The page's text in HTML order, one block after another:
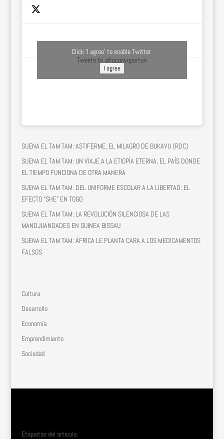
Tweets by afroconyoportun
Click 'I agree' to enable Twitter
I agree
SUENA EL TAM TAM: ASTIFERME, EL MILAGRO DE BUKAVU (RDC)
SUENA EL TAM TAM: UN VIAJE A LA ETIOPÍA ETERNA, EL PAÍS DONDE
EL TIEMPO FUNCIONA DE OTRA MANERA
SUENA EL TAM TAM: DEL UNIFORME ESCOLAR A LA LIBERTAD: EL
EFECTO “SHE” EN TOGO
SUENA EL TAM TAM: LA REVOLUCIÓN SILENCIOSA DE LAS
MANDJUANDADES EN GUINEA BISSAU
SUENA EL TAM TAM: ÁFRICA LE PLANTA CARA A LOS MEDICAMENTOS
FALSOS
Cultura
Desarrollo
Economía
Emprendimiento
Sociedad
Etiquetas del articulo: